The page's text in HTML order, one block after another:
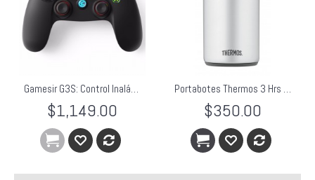
Gamesir G3S: Control Inalámbrico para Android, iOS, PS3 & PC
$1,149.00
Portabotes Thermos 3 Hrs Frio
$350.00